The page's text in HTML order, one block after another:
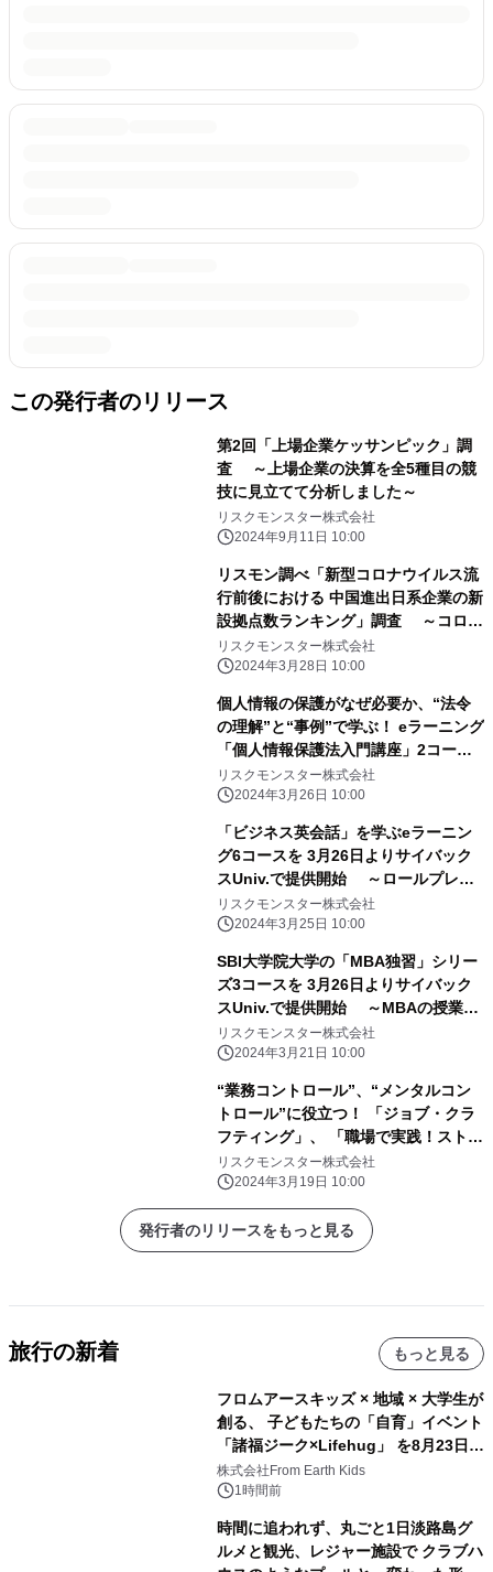
この発行者のリリース
第2回「上場企業ケッサンピック」調
査 ～上場企業の決算を全5種目の競
技に見立てて分析しました～
リスクモンスター株式会社
2024年9月11日 10:00
リスモン調べ「新型コロナウイルス流
行前後における 中国進出日系企業の新
設拠点数ランキング」調査 ～コロナ
禍前後では2021年がピーク、コンビニ
がトップ2～
リスクモンスター株式会社
2024年3月28日 10:00
個人情報の保護がなぜ必要か、“法令
の理解”と“事例”で学ぶ！ eラーニング
「個人情報保護法入門講座」2コース
を、 研修サービス『サイバックス
Univ.』で3月26日より提供開始
リスクモンスター株式会社
2024年3月26日 10:00
「ビジネス英会話」を学ぶeラーニン
グ6コースを 3月26日よりサイバック
スUniv.で提供開始 ～ロールプレイ
を楽しみながら、対面・オンラインの
商談や、 メール・会議・報告で使える
リスクモンスター株式会社
2024年3月25日 10:00
SBI大学院大学の「MBA独習」シリー
ズ3コースを 3月26日よりサイバック
スUniv.で提供開始 ～MBAの授業を
eラーニングで手軽に体験～
リスクモンスター株式会社
2024年3月21日 10:00
“業務コントロール”、“メンタルコン
トロール”に役立つ！ 「ジョブ・クラ
フティング」、 「職場で実践！ストレ
スコーピング」など、eラーニング19
コースを 『サイバックスUniv.』で3月
26日より提供開始
リスクモンスター株式会社
2024年3月19日 10:00
発行者のリリースをもっと見る
旅行の新着 もっと見る
フロムアースキッズ × 地域 × 大学生が
創る、 子どもたちの「自育」イベント
「諸福ジーク×Lifehug」 を8月23日
(日)開催
株式会社From Earth Kids
1時間前
時間に追われず、丸ごと1日淡路島グ
ルメと観光、レジャー施設で クラブハ